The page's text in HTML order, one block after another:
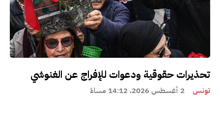
تحذيرات حقوقية ودعوات للإفراج عن الغنوشي
تونس 2 أغسطس 2026، 14:12 مساءً